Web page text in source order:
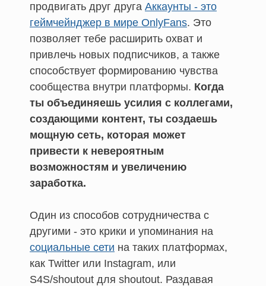
продвигать друг друга Аккаунты - это
геймчейнджер в мире OnlyFans. Это
позволяет тебе расширить охват и
привлечь новых подписчиков, а также
способствует формированию чувства
сообщества внутри платформы. Когда
ты объединяешь усилия с коллегами,
создающими контент, ты создаешь
мощную сеть, которая может
привести к невероятным
возможностям и увеличению
заработка.
Один из способов сотрудничества с
другими - это крики и упоминания на
социальные сети на таких платформах,
как Twitter или Instagram, или
S4S/shoutout для shoutout. Раздавая